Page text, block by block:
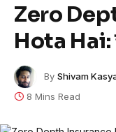
Zero
Hota Hai:
By Shivam
8 Mins Read